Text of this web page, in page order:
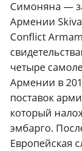
Симоняна —
Армении
Conflict
четыре
Армении в
поставок
который
эмбарго.
Европейская